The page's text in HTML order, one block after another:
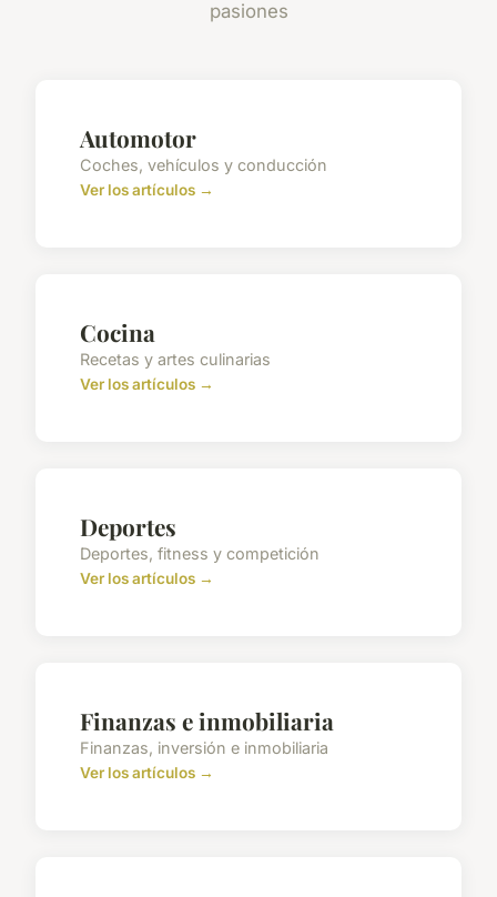
pasiones
Automotor
Coches, vehículos y conducción
Ver los artículos →
Cocina
Recetas y artes culinarias
Ver los artículos →
Deportes
Deportes, fitness y competición
Ver los artículos →
Finanzas e inmobiliaria
Finanzas, inversión e inmobiliaria
Ver los artículos →